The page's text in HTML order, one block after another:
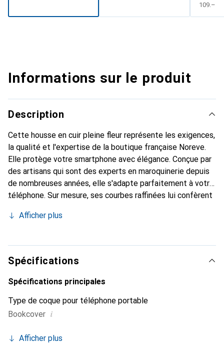
CHF
109.–
Informations sur le produit
Description
Cette housse en cuir pleine fleur représente les exigences,
la qualité et l'expertise de la boutique française Noreve.
Elle protège votre smartphone avec élégance. Conçue par
des artisans qui sont des experts en maroquinerie depuis
de nombreuses années, elle s'adapte parfaitement à votre
téléphone. Sur mesure, ses courbes raffinées lui confèrent
chic et essentiel de votre smartphone. Reconnaître
marque Noreve est un choix sûr pour une clientèle
exigeante.
Afficher plus
Spécifications
Spécifications principales
Type de coque pour téléphone portable
Bookcover i
Afficher plus